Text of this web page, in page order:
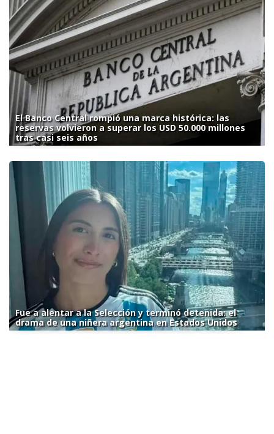
El Banco Central rompió una marca histórica: las
reservas volvieron a superar los USD 50.000 millones
tras casi seis años
Fue a alentar a la Selección y terminó detenida: el
drama de una niñera argentina en Estados Unidos